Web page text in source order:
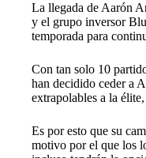
La llegada de Aarón
y el grupo inversor
temporada para
Con tan solo 10
han decidido ceder a
extrapolables a la
Es por esto que su
motivo por el que los